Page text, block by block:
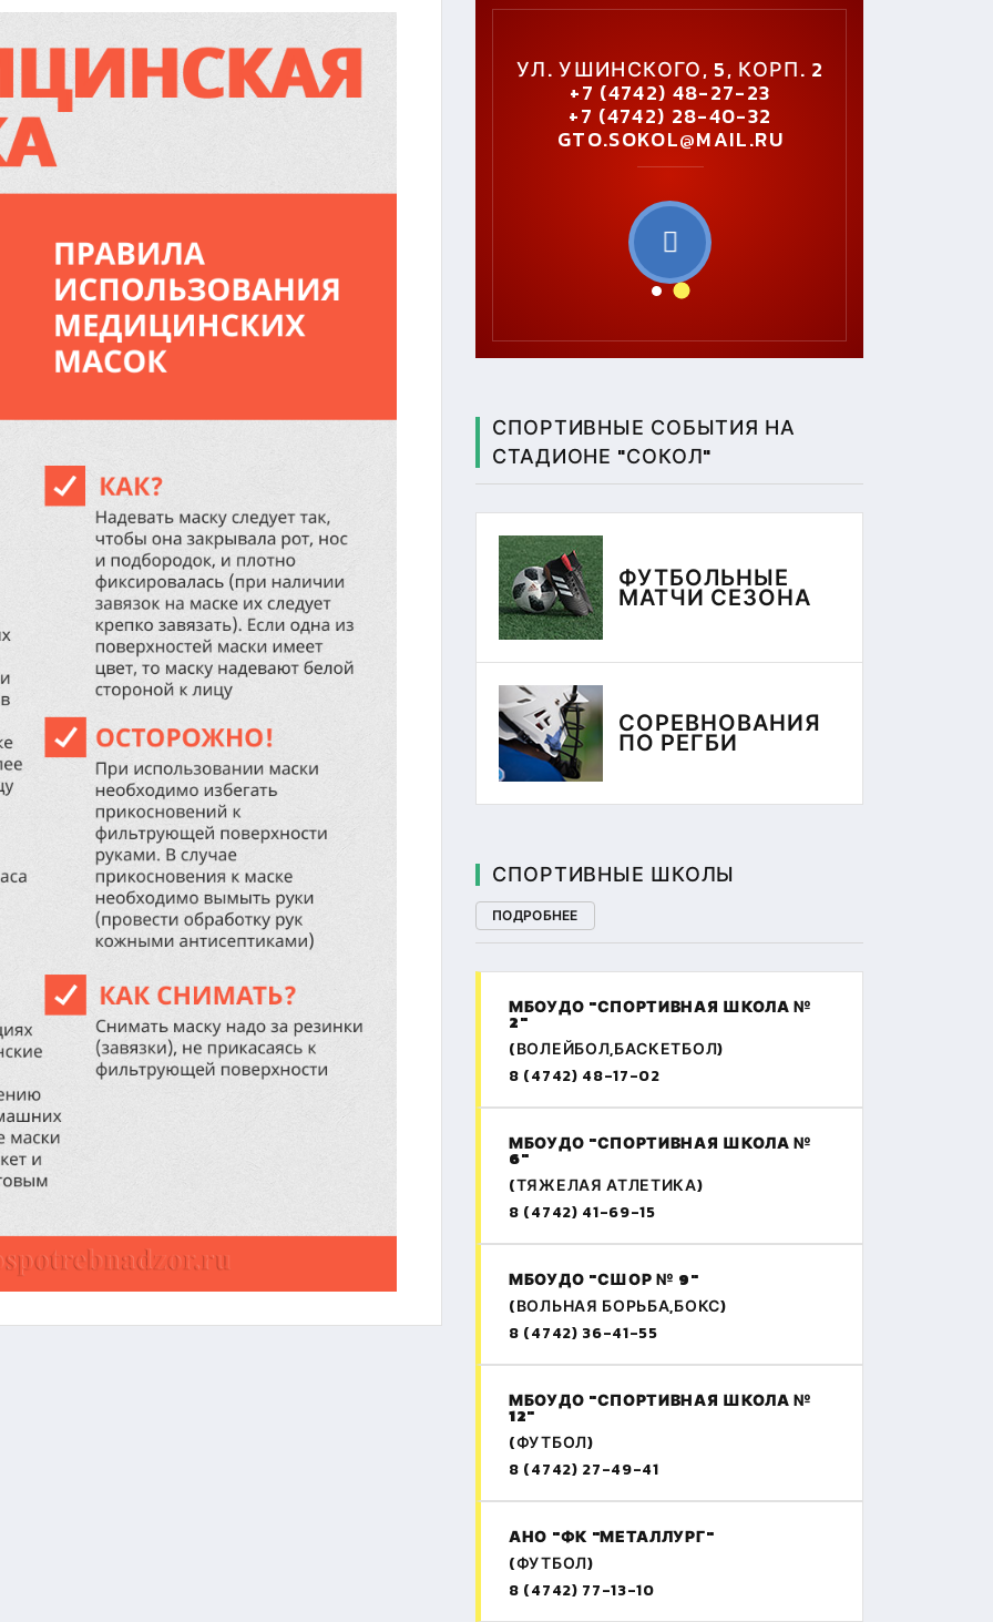
2
ТЕСТИРОВАНИЯ
УЛ. УШИНСКОГО, 5, КОРП. 2
+7 (4742) 48-27-23
+7 (4742) 28-40-32
GTO.SOKOL@MAIL.RU
СПОРТИВНЫЕ СОБЫТИЯ НА
СТАДИОНЕ "СОКОЛ"
ФУТБОЛЬНЫЕ
МАТЧИ СЕЗОНА
СОРЕВНОВАНИЯ
ПО РЕГБИ
СПОРТИВНЫЕ ШКОЛЫ
ПОДРОБНЕЕ
МБОУДО "СПОРТИВНАЯ ШКОЛА №
2"
(ВОЛЕЙБОЛ,БАСКЕТБОЛ)
8 (4742) 48-17-02
МБОУДО "СПОРТИВНАЯ ШКОЛА №
6"
(ТЯЖЕЛАЯ АТЛЕТИКА)
8 (4742) 41-69-15
МБОУДО "СШОР № 9"
(ВОЛЬНАЯ БОРЬБА,БОКС)
8 (4742) 36-41-55
МБОУДО "СПОРТИВНАЯ ШКОЛА №
12"
(ФУТБОЛ)
8 (4742) 27-49-41
АНО "ФК "МЕТАЛЛУРГ"
(ФУТБОЛ)
8 (4742) 77-13-10